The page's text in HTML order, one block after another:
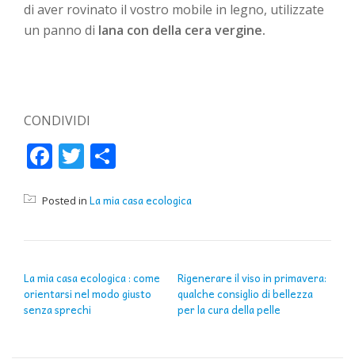
di aver rovinato il vostro mobile in legno, utilizzate
un panno di lana con della cera vergine.
CONDIVIDI
FacebookTwitter
Posted in La mia casa ecologica
La mia casa ecologica : come
orientarsi nel modo giusto
senza sprechi
Rigenerare il viso in primavera:
qualche consiglio di bellezza
per la cura della pelle